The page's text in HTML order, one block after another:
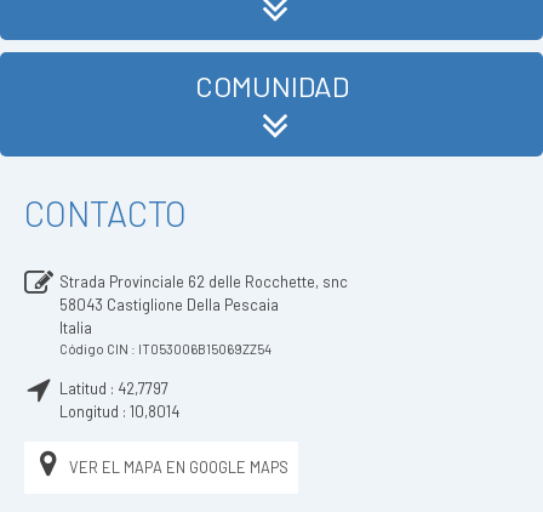
COMUNIDAD
CONTACTO
Strada Provinciale 62 delle Rocchette, snc
58043 Castiglione Della Pescaia
Italia
Código CIN : IT053006B15O69ZZ54
Latitud : 42,7797
Longitud : 10,8014
VER EL MAPA EN GOOGLE MAPS